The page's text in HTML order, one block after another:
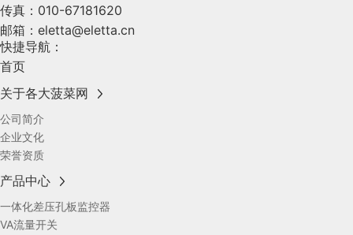
传真： 010-67181620
邮箱： eletta@eletta.cn
快捷导航：
首页
关于各大菠菜网
公司简介
企业文化
荣誉资质
产品中心
一体化差压孔板监控器
VA流量开关